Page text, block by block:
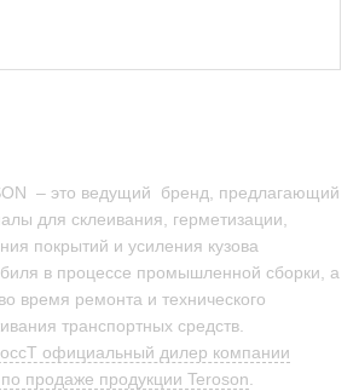
– это ведущий бренд, предлагающий
для склеивания, герметизации,
покрытий и усиления кузова
в процессе промышленной сборки, а
время ремонта и технического
транспортных средств.
официальный дилер компании
продаже продукции Teroson